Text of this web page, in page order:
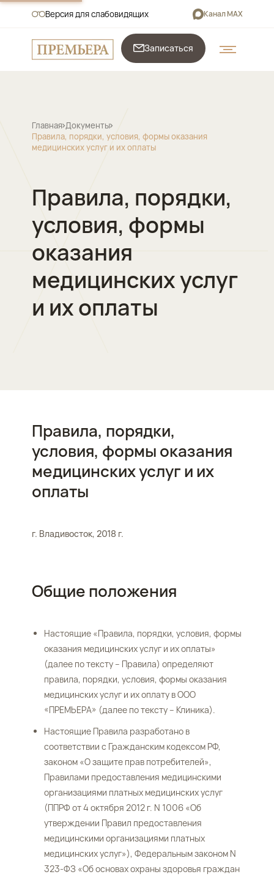
Версия для слабовидящих Канал MAX
Записаться
Главная Документы
Правила, порядки, условия, формы оказания
медицинских услуг и их оплаты
Правила, порядки,
условия, формы
оказания
медицинских услуг
и их оплаты
Правила, порядки,
условия, формы оказания
медицинских услуг и их
оплаты
г. Владивосток, 2018 г.
Общие положения
Настоящие «Правила, порядки, условия, формы
оказания медицинских услуг и их оплаты»
(далее по тексту – Правила) определяют
правила, порядки, условия, формы оказания
медицинских услуг и их оплату в ООО
«ПРЕМЬЕРА» (далее по тексту – Клиника).
Настоящие Правила разработано в
соответствии с Гражданским кодексом РФ,
законом «О защите прав потребителей»,
Правилами предоставления медицинскими
организациями платных медицинских услуг
(ППРФ от 4 октября 2012 г. N 1006 «Об
утверждении Правил предоставления
медицинскими организациями платных
медицинских услуг»), Федеральным законом N
323-ФЗ «Об основах охраны здоровья граждан